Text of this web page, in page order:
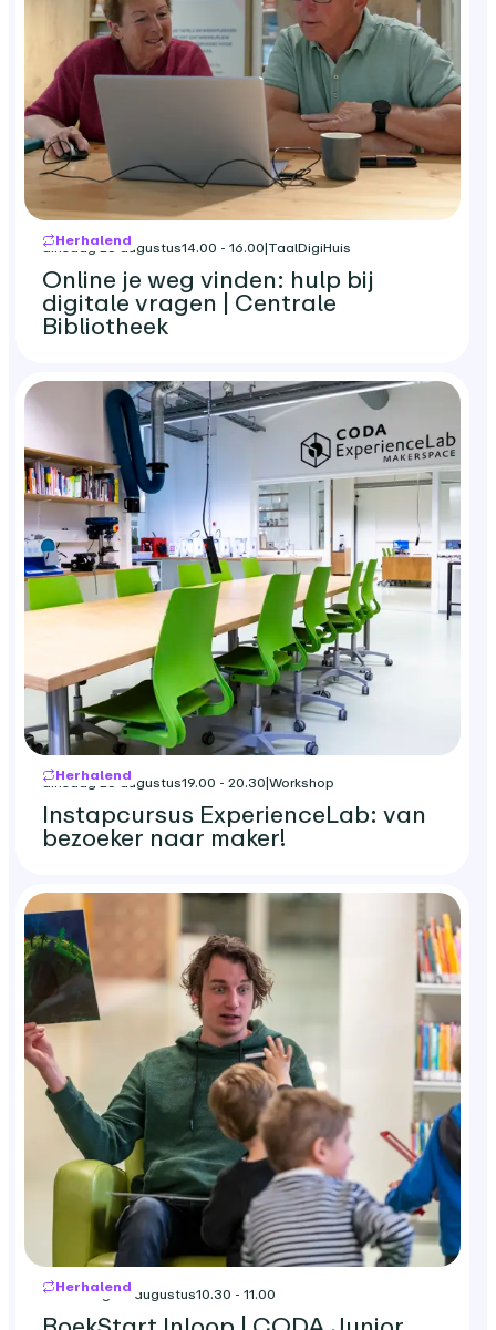
Herhalend
dinsdag 25 augustus14.00 - 16.00|TaalDigiHuis
Online je weg vinden: hulp bij
digitale vragen | Centrale
Bibliotheek
Herhalend
dinsdag 25 augustus19.00 - 20.30|Workshop
Instapcursus ExperienceLab: van
bezoeker naar maker!
Herhalend
woensdag 26 augustus10.30 - 11.00